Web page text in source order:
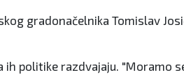
gradonačelnika Tomislav
politike razdvajaju.